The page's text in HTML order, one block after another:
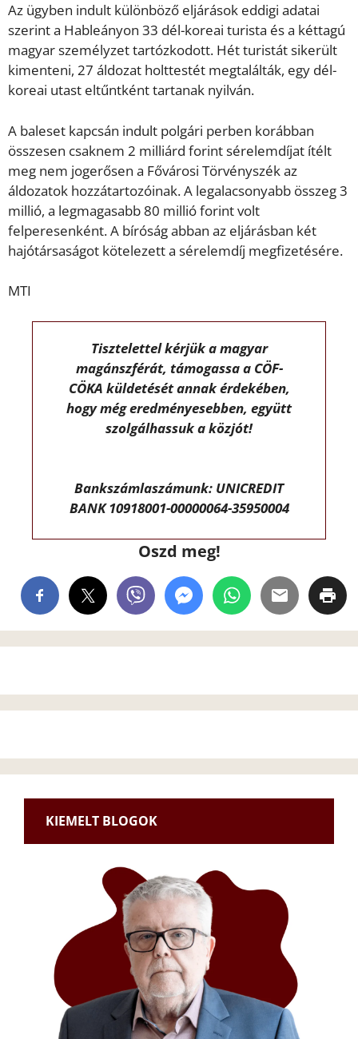
Az ügyben indult különböző eljárások eddigi adatai
szerint a Hableányon 33 dél-koreai turista és a kéttagú
magyar személyzet tartózkodott. Hét turistát sikerült
kimenteni, 27 áldozat holttestét megtalálták, egy dél-
koreai utast eltűntként tartanak nyilván.
A baleset kapcsán indult polgári perben korábban
összesen csaknem 2 milliárd forint sérelemdíjat ítélt
meg nem jogerősen a Fővárosi Törvényszék az
áldozatok hozzátartozóinak. A legalacsonyabb összeg 3
millió, a legmagasabb 80 millió forint volt
felperesenként. A bíróság abban az eljárásban két
hajótársaságot kötelezett a sérelemdíj megfizetésére.
MTI
Tisztelettel kérjük a magyar
magánszférát, támogassa a CÖF-
CÖKA küldetését annak érdekében,
hogy még eredményesebben, együtt
szolgálhassuk a közjót!
Bankszámlaszámunk: UNICREDIT
BANK 10918001-00000064-35950004
Oszd meg!
KIEMELT BLOGOK